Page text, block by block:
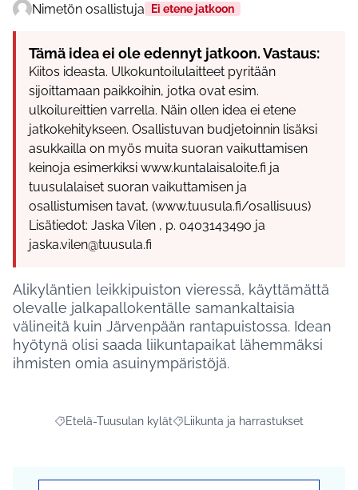
Nimetön osallistuja Ei etene jatkoon
Tämä idea ei ole edennyt jatkoon. Vastaus:
Kiitos ideasta. Ulkokuntoilulaitteet pyritään
sijoittamaan paikkoihin, jotka ovat esim.
ulkoilureittien varrella. Näin ollen idea ei etene
jatkokehitykseen. Osallistuvan budjetoinnin lisäksi
asukkailla on myös muita suoran vaikuttamisen
keinoja esimerkiksi www.kuntalaisaloite.fi ja
tuusulalaiset suoran vaikuttamisen ja
osallistumisen tavat, (www.tuusula.fi/osallisuus)
Lisätiedot: Jaska Vilen , p. 0403143490 ja
jaska.vilen@tuusula.fi
Alikyläntien leikkipuiston vieressä, käyttämättä
olevalle jalkapallokentälle samankaltaisia
välineitä kuin Järvenpään rantapuistossa. Idean
hyötynä olisi saada liikuntapaikat lähemmäksi
ihmisten omia asuinympäristöjä.
Rajaa tulokset aihepiirin mukaan: Etelä-Tuusulan kylät
Etelä-Tuusulan kylätRajaa tulokset teeman mukaan:
Liikunta ja harrastukset